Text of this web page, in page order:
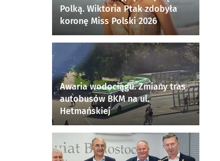
Polką. Wiktoria Ptak zdobyła
koronę Miss Polski 2026
Awaria wodociągu. Zmiany tras
autobusów BKM na ul.
Hetmańskiej